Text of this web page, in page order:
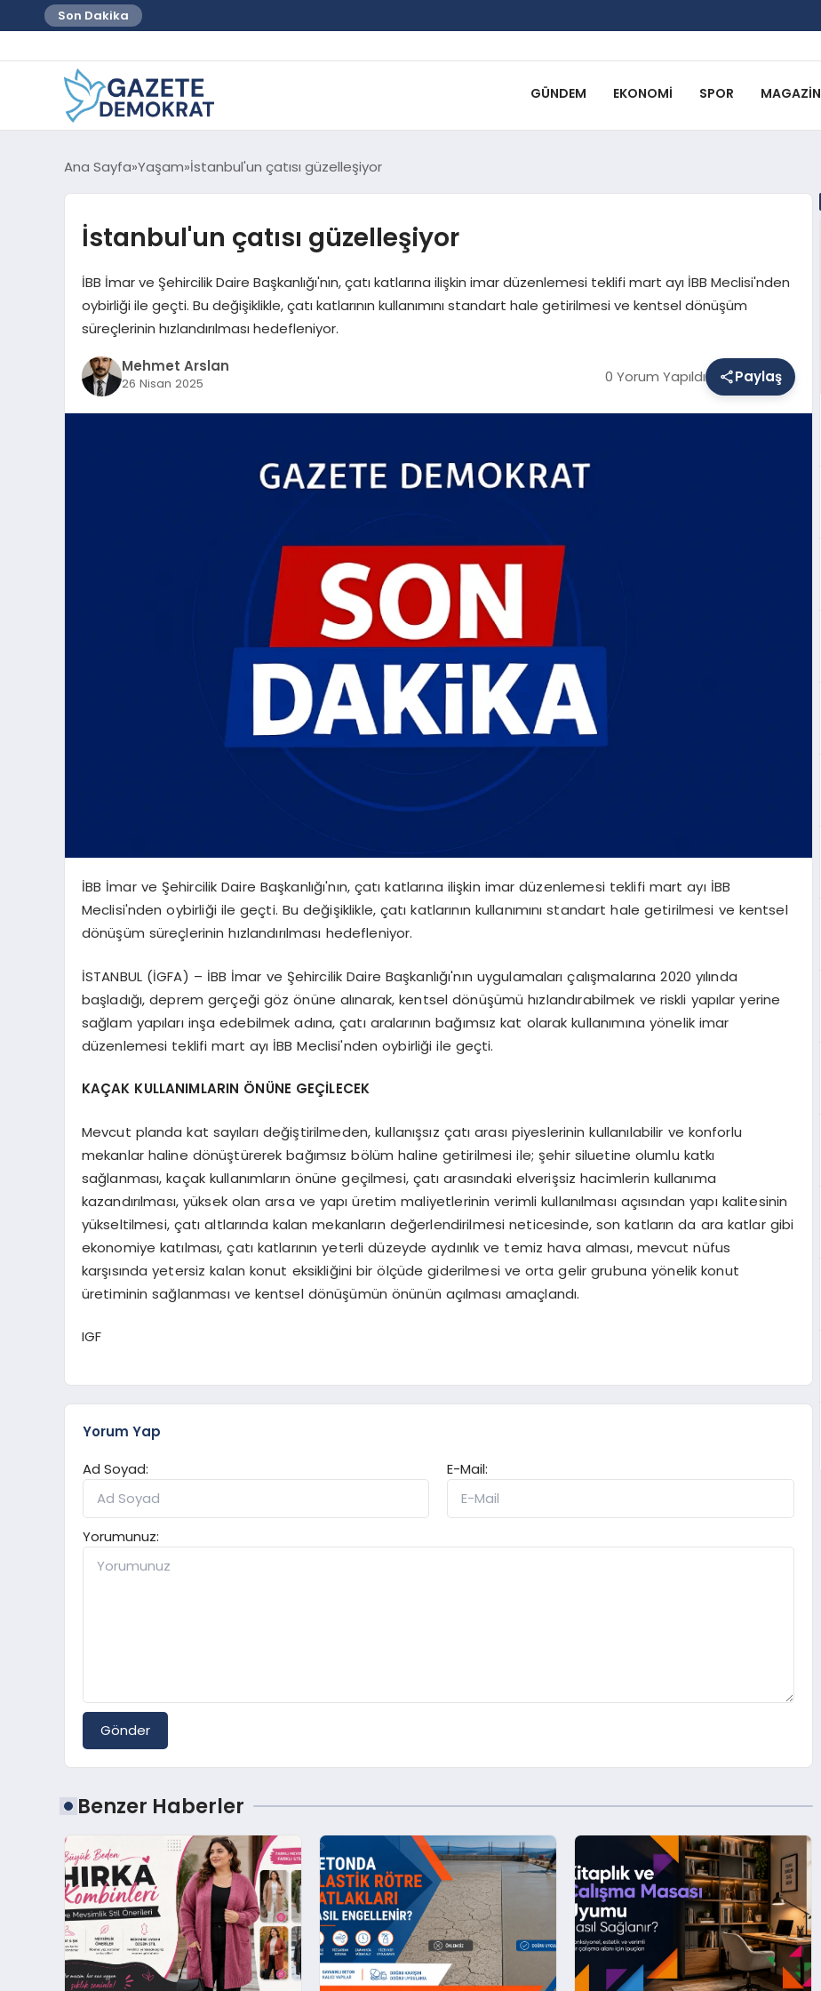
Son Dakika
GÜNDEM EKONOMI SPOR MAGAZIN
Ana Sayfa Yaşam İstanbul'un çatısı güzelleşiyor
İstanbul'un çatısı güzelleşiyor
İBB İmar ve Şehircilik Daire Başkanlığı'nın, çatı katlarına ilişkin imar düzenlemesi teklifi mart ayı İBB Meclisi'nden
oybirliği ile geçti. Bu değişiklikle, çatı katlarının kullanımını standart hale getirilmesi ve kentsel dönüşüm
süreçlerinin hızlandırılması hedefleniyor.
Mehmet Arslan
26 Nisan 2025 0 Yorum Yapıldı Paylaş
İBB İmar ve Şehircilik Daire Başkanlığı'nın, çatı katlarına ilişkin imar düzenlemesi teklifi mart ayı İBB
Meclisi'nden oybirliği ile geçti. Bu değişiklikle, çatı katlarının kullanımını standart hale getirilmesi ve kentsel
dönüşüm süreçlerinin hızlandırılması hedefleniyor.
İSTANBUL (İGFA) – İBB İmar ve Şehircilik Daire Başkanlığı'nın uygulamaları çalışmalarına 2020 yılında
başladığı, deprem gerçeği göz önüne alınarak, kentsel dönüşümü hızlandırabilmek ve riskli yapılar yerine
sağlam yapıları inşa edebilmek adına, çatı aralarının bağımsız kat olarak kullanımına yönelik imar
düzenlemesi teklifi mart ayı İBB Meclisi'nden oybirliği ile geçti.
KAÇAK KULLANIMLARIN ÖNÜNE GEÇİLECEK
Mevcut planda kat sayıları değiştirilmeden, kullanışsız çatı arası piyeslerinin kullanılabilir ve konforlu
mekanlar haline dönüştürerek bağımsız bölüm haline getirilmesi ile; şehir siluetine olumlu katkı
sağlanması, kaçak kullanımların önüne geçilmesi, çatı arasındaki elverişsiz hacimlerin kullanıma
kazandırılması, yüksek olan arsa ve yapı üretim maliyetlerinin verimli kullanılması açısından yapı kalitesinin
yükseltilmesi, çatı altlarında kalan mekanların değerlendirilmesi neticesinde, son katların da ara katlar gibi
ekonomiye katılması, çatı katlarının yeterli düzeyde aydınlık ve temiz hava alması, mevcut nüfus
karşısında yetersiz kalan konut eksikliğini bir ölçüde giderilmesi ve orta gelir grubuna yönelik konut
üretiminin sağlanması ve kentsel dönüşümün önünün açılması amaçlandı.
IGF
Yorum Yap
Ad Soyad:
E-Mail:
Yorumunuz:
Gönder
Benzer Haberler